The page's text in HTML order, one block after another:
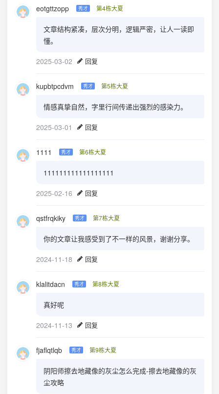
eotgttzopp 秀才 第4栋大夏
文章结构紧凑，层次分明，逻辑严密，让人一读即
懂。
2025-03-02 回复
kupbtpcdvm 秀才 第5栋大夏
情感真挚自然，字里行间传递出强烈的感染力。
2025-03-01 回复
1111 秀才 第6栋大夏
111111111111111111
2025-02-16 回复
qstfrqkiky 秀才 第7栋大夏
你的文章让我感受到了不一样的风景，谢谢分享。
2024-11-18 回复
klalitdacn 秀才 第8栋大夏
真好呢
2024-11-13 回复
fjaflqtlqb 秀才 第9栋大夏
阴阳师擦去地藏像的灰尘怎么完成-擦去地藏像的灰
尘攻略